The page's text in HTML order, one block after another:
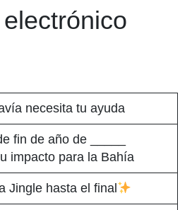
necesita tu ayuda
fin de año de _____
impacto para la Bahía
Jingle hasta el final